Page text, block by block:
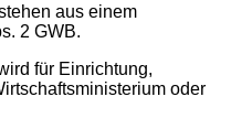
aus einem
2 GWB.
für Einrichtung,
oder